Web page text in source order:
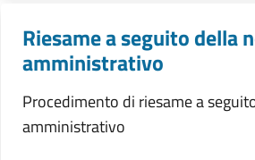
Riesame a seguito
amministrativo
Procedimento di riesame a
amministrativo